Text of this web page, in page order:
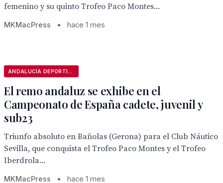
femenino y su quinto Trofeo Paco Montes...
MKMacPress • hace 1 mes
El remo andaluz se exhibe en el
Campeonato de España cadete, juvenil y
sub23
Triunfo absoluto en Bañolas (Gerona) para el Club Náutico
Sevilla, que conquista el Trofeo Paco Montes y el Trofeo
Iberdrola...
MKMacPress • hace 1 mes